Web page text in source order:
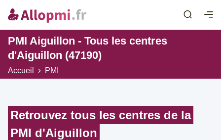
PMI Aiguillon - Tous les centres
d'Aiguillon (47190)
Accueil PMI
Retrouvez tous les centres de la
PMI d'Aiguillon